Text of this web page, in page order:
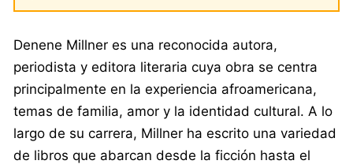
Denene Millner es una reconocida autora,
periodista y editora literaria cuya obra se centra
principalmente en la experiencia afroamericana,
temas de familia, amor y la identidad cultural. A lo
largo de su carrera, Millner ha escrito una variedad
de libros que abarcan desde la ficción hasta el